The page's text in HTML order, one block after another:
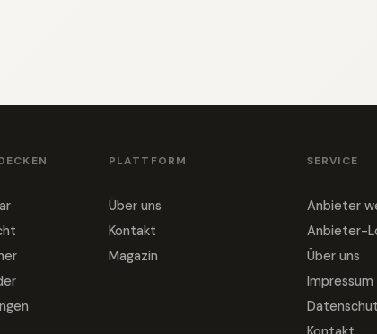
PLATTFORM
Über uns
Kontakt
Magazin
SERVICE
Anbieter
Anbieter-
Über uns
Impressum